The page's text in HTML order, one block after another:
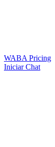
WABA Pricing
Iniciar Chat